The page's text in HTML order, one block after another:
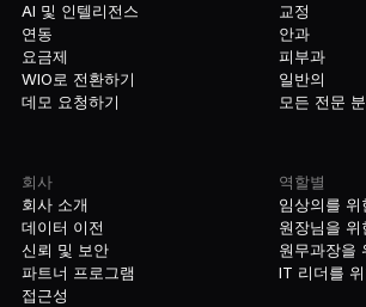
AI 및 인텔리전스
연동
요금제
WIO로 전환하기
데모 요청하기
교정
안과
피부과
일반의
모든 전문
회사
회사 소개
데이터 이전
신뢰 및 보안
파트너 프로그램
접근성
역할별
임상의를 위
원장님을 위
원무과장을
IT 리더를